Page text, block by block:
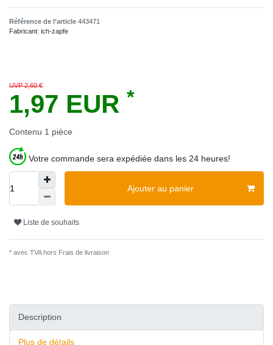
Référence de l’article 443471
Fabricant: ich-zapfe
UVP 2,60 €
1,97 EUR *
Contenu 1 pièce
Votre commande sera expédiée dans les 24 heures!
Ajouter au panier
Liste de souhaits
* avec TVA hors Frais de livraison
Description
Plus de détails